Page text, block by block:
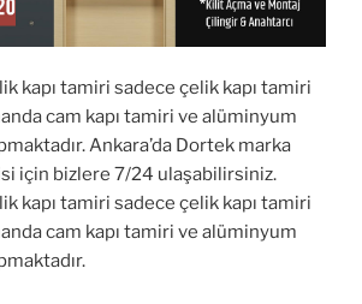
kapı tamiri sadece çelik kapı tamiri
cam kapı tamiri ve alüminyum
Ankara’da Dortek marka
için bizlere 7/24 ulaşabilirsiniz.
kapı tamiri sadece çelik kapı tamiri
cam kapı tamiri ve alüminyum